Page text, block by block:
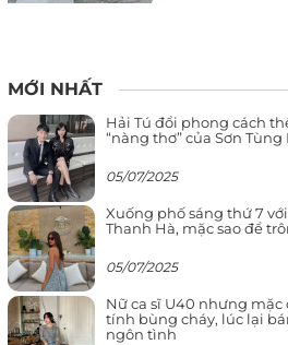
MỚI NHẤT
Hải Tú đổi phong cách
“nàng thơ” của Sơn Tùng
05/07/2025
Xuống phố sáng thứ 7
Thanh Hà, mặc sao để
05/07/2025
Nữ ca sĩ U40 nhưng mặc
tính bùng cháy, lúc lại
ngôn tình